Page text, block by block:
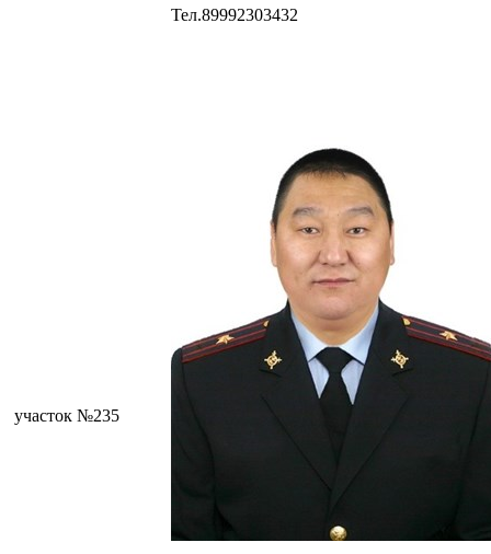
Тел.89992303432
участок №235